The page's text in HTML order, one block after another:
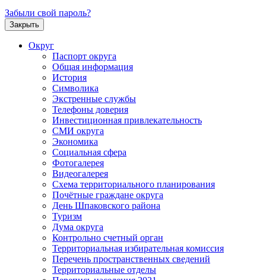
Забыли свой пароль?
Закрыть
Округ
Паспорт округа
Общая информация
История
Символика
Экстренные службы
Телефоны доверия
Инвестиционная привлекательность
СМИ округа
Экономика
Социальная сфера
Фотогалерея
Видеогалерея
Схема территориального планирования
Почётные граждане округа
День Шпаковского района
Туризм
Дума округа
Контрольно счетный орган
Территориальная избирательная комиссия
Перечень пространственных сведений
Территориальные отделы